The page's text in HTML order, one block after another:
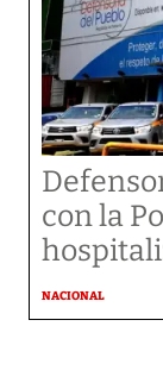
con la
NACIONAL